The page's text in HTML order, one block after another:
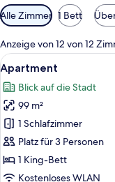
Verfügbare
Filter
für
Zimmer
Alle Zimmer 1 Bett
Anzeige von 12 von 12
Alle
Fotos
für
Apartment
anzeigen
6
Apartment
Blick auf die Stadt
99 m²
1 Schlafzimmer
Platz für 3 Personen
1 King-Bett
Kostenloses WLAN